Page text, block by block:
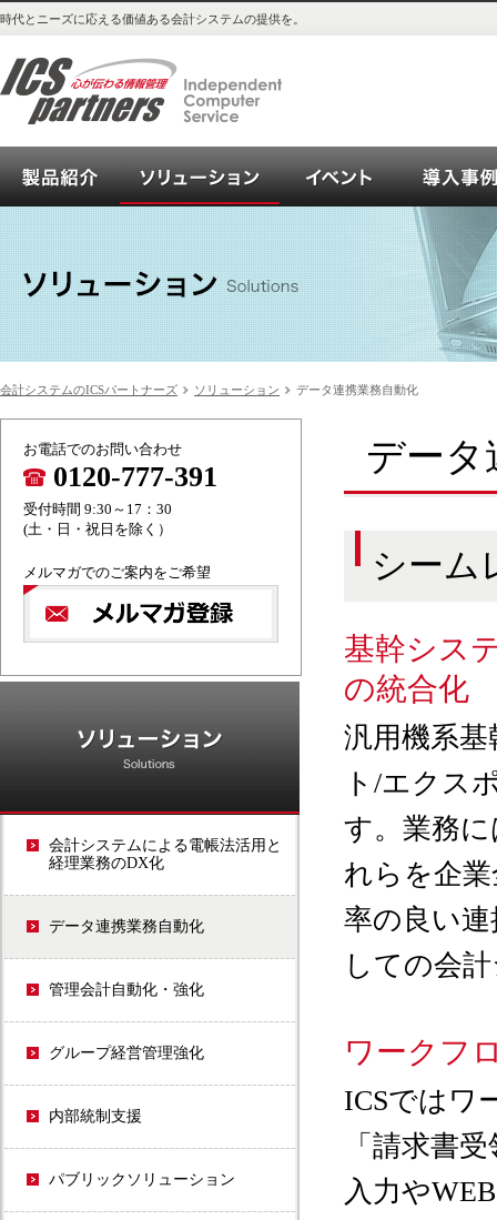
時代とニーズに応える価値ある会計システムの提供を。
会計システム_OPEN21シリーズご紹介
ソリューション イベント
会計システムのICSパートナーズ ソリューション データ連携業務自動化
お電話でのお問い合わせ
0120-777-391
受付時間 9:30～17：30
(土・日・祝日を除く）
メルマガでのご案内をご希望
ソリューション
会計システムによる電帳法活用と
経理業務のDX化
データ連携業務自動化
管理会計自動化・強化
グループ経営管理強化
内部統制支援
パブリックソリューション
データ
シーム
基幹シス
の統合化
汎用機系
ト/エクス
す。業務
れらを企
率の良い
しての会
ワークフ
ICSではワ
「請求書
入力や